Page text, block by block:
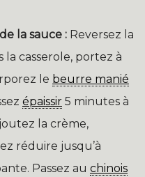
la sauce : Reversez la
casserole, portez à
le beurre manié
épaissir 5 minutes à
la crème,
réduire jusqu’à
Passez au chinois